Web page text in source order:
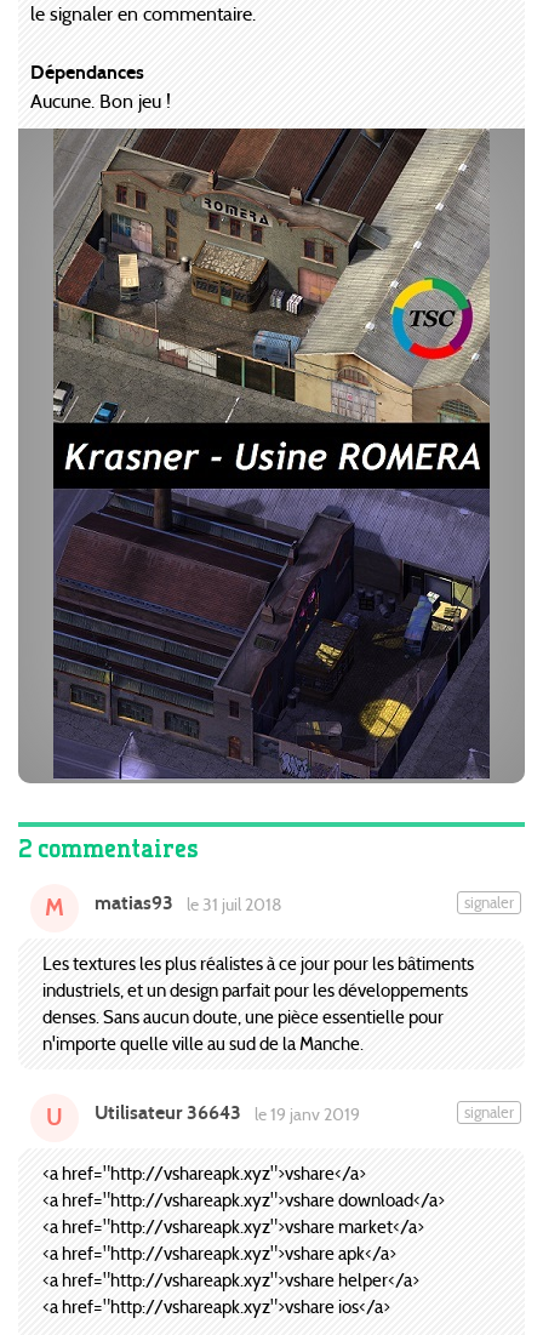
le signaler en commentaire.
Dépendances
Aucune. Bon jeu !
2 commentaires
M matias93 le 31 juil 2018 signaler
Les textures les plus réalistes à ce jour pour les bâtiments
industriels, et un design parfait pour les développements
denses. Sans aucun doute, une pièce essentielle pour
n'importe quelle ville au sud de la Manche.
U Utilisateur 36643 le 19 janv 2019 signaler
<a href="http://vshareapk.xyz">vshare</a>
<a href="http://vshareapk.xyz">vshare download</a>
<a href="http://vshareapk.xyz">vshare market</a>
<a href="http://vshareapk.xyz">vshare apk</a>
<a href="http://vshareapk.xyz">vshare helper</a>
<a href="http://vshareapk.xyz">vshare ios</a>